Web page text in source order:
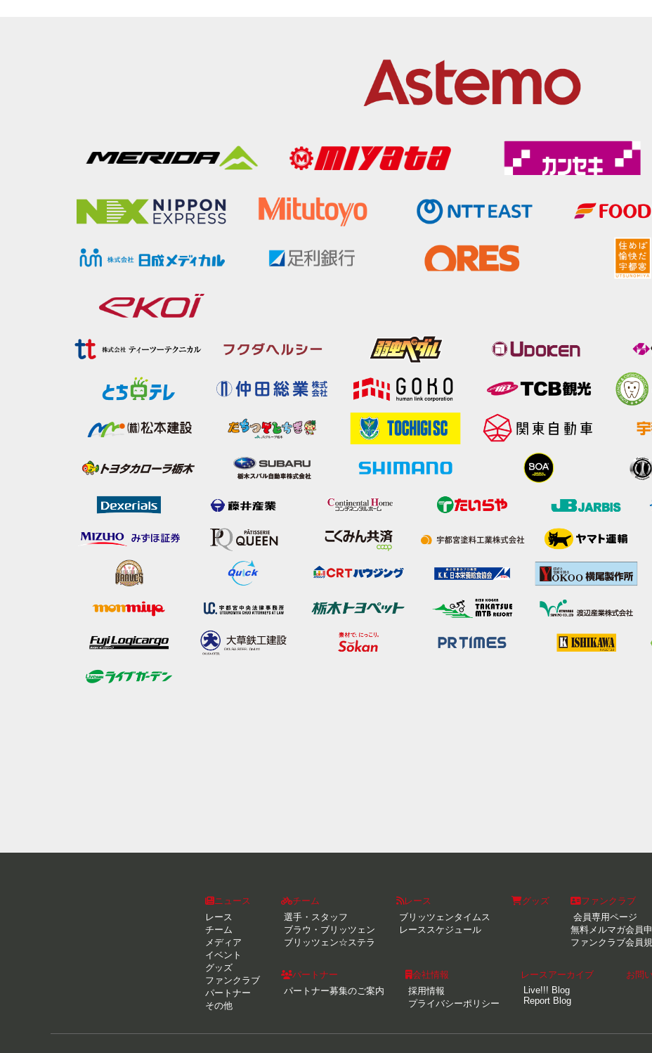
ニュース
レース
チーム
メディア
イベント
グッズ
ファンクラブ
パートナー
その他
チーム
選手・スタッフ
ブラウ・ブリッツェン
ブリッツェン☆ステラ
レース
ブリッツェンタイムス
レーススケジュール
グッズ
ファンクラブ
会員専用ページ
無料メルマガ会員
ファンクラブ会員
パートナー
パートナー募集のご案内
会社情報
採用情報
プライバシーポリシー
レースアーカイブ
Live!!! Blog
Report Blog
お問